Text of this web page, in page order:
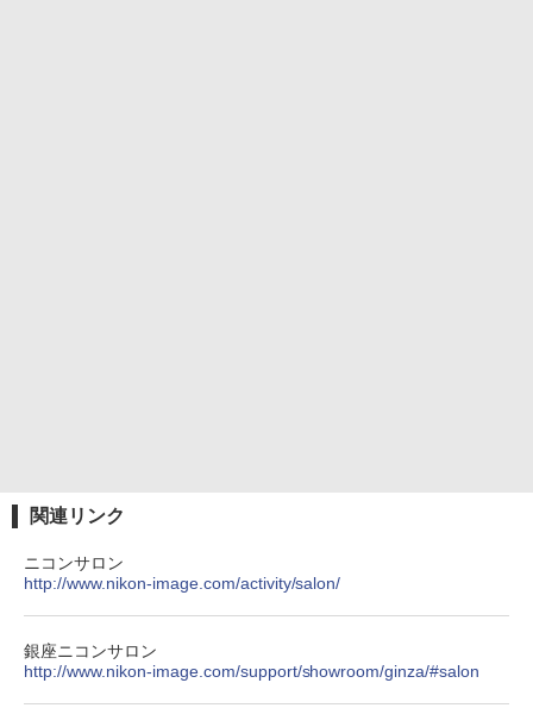
関連リンク
ニコンサロン
http://www.nikon-image.com/activity/salon/
銀座ニコンサロン
http://www.nikon-image.com/support/showroom/ginza/#salon